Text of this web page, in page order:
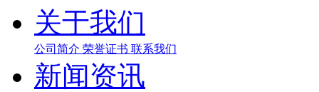
关于我们
公司简介 荣誉证书 联系我们
新闻资讯